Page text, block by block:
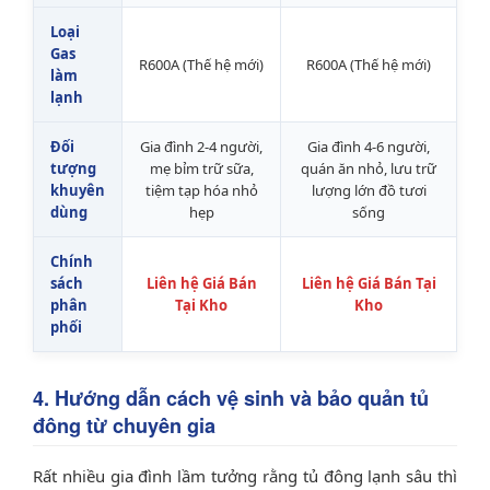
Loại
Gas
làm
lạnh
R600A (Thế hệ mới) R600A (Thế hệ mới)
Đối
tượng
khuyên
dùng
Gia đình 2-4 người,
mẹ bỉm trữ sữa,
tiệm tạp hóa nhỏ
hẹp
Gia đình 4-6 người,
quán ăn nhỏ, lưu trữ
lượng lớn đồ tươi
sống
Chính
sách
phân
phối
Liên hệ Giá Bán
Tại Kho
Liên hệ Giá Bán Tại
Kho
4. Hướng dẫn cách vệ sinh và bảo quản tủ
đông từ chuyên gia
Rất nhiều gia đình lầm tưởng rằng tủ đông lạnh sâu thì